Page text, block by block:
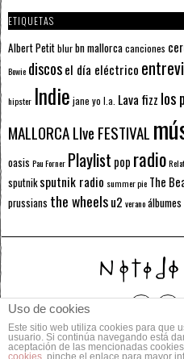
ETIQUETAS
Albert Petitblurbn mallorcacanciones
Bowie discosel día eléctrico
hipster Indie jane yo l.a. Lava fizz los
MALLORCA LIve FESTIVAL
oasis Pau Forner Playlist pop radio
sputnik sputnik radio summer pie The
prussians the wheelsu2 veranoálbumes
© 2014 Todos los
Uso de cookies
Este sitio web utiliza cookies para que
usuario. Si continúa navegando está
aceptación de las mencionadas
cookies , pinche el enlace para mayor